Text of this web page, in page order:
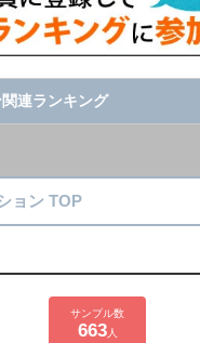
連ランキング
ョン TOP
サンプル数
663人